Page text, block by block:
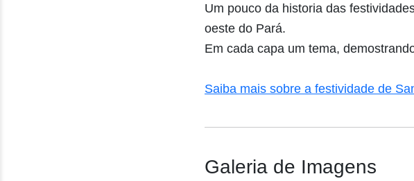
Um pouco da historia das
oeste do Pará.
Em cada capa um tema,
Saiba mais sobre a festividade de
Galeria de Imagens